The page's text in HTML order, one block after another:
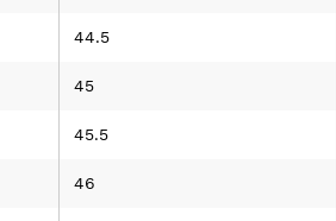
44.5
45
45.5
46